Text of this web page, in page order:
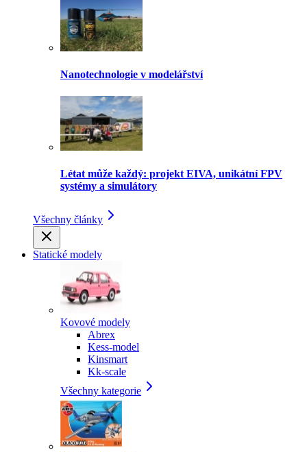
Nanotechnologie v modelářství
Létat může každý: projekt EIVA, unikátní FPV
systémy a simulátory
Všechny články
Statické modely
Kovové modely
Abrex
Kess-model
Kinsmart
Kk-scale
Všechny kategorie